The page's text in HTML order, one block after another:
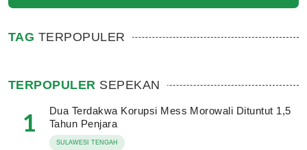
TAG TERPOPULER
TERPOPULER SEPEKAN
1
Dua Terdakwa Korupsi Mess Morowali Dituntut 1,5
Tahun Penjara
SULAWESI TENGAH